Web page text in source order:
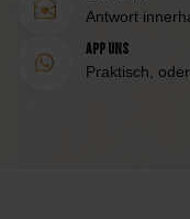
Antwort
App uns
Praktisch,